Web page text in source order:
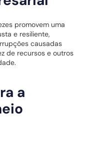
promovem uma
e resiliente,
causadas
de recursos e outros
a